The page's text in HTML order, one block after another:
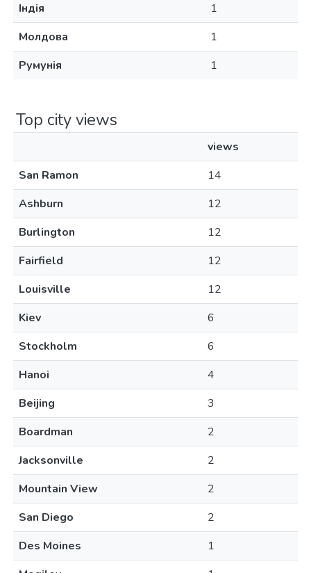
Індія
1
Молдова
1
Румунія
1
Top city views
views
San Ramon
14
Ashburn
12
Burlington
12
Fairfield
12
Louisville
12
Kiev
6
Stockholm
6
Hanoi
4
Beijing
3
Boardman
2
Jacksonville
2
Mountain View
2
San Diego
2
Des Moines
1